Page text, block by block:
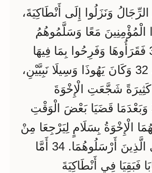
وَنَزَلُوا إِلَى أَنْطَاكِيَةَ،
مَعًا وَسَلَّمُوهُمُ
الرِّسَالَةَ. 31 فَقَرَأُوهَا وَفَرِحُوا بِمَا فِيهَا
مِنْ تَشْجِيعٍ. 32 وَكَانَ يَهُوذَا وَسِيلَا نَبِيَّيْنِ،
كَثِيرَةً شَجَّعَتِ الْإِخْوَةَ
وَقَوَّتْهُمْ. 33 وَبَعْدَمَا قَضَيَا بَعْضَ الْوَقْتِ
الْإِخْوَةُ بِسَلَامٍ لِيَرْجِعَا مِنْ
أَنْطَاكِيَةَ إِلَى الَّذِينَ أَرْسَلُوهُمَا. 34 أَمَّا
فَبَقِيَا فِي أَنْطَاكِيَةَ